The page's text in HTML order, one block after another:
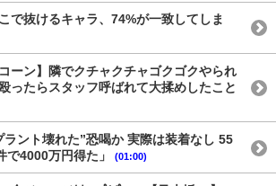
で抜けるキャラ、74%が一致してしま
ーン】隣でクチャクチャゴクゴクやられ
ったらスタッフ呼ばれて大揉めしたこと
ラント壊れた”恐喝か 実際は装着なし 55
で4000万円得た」
(01:00)